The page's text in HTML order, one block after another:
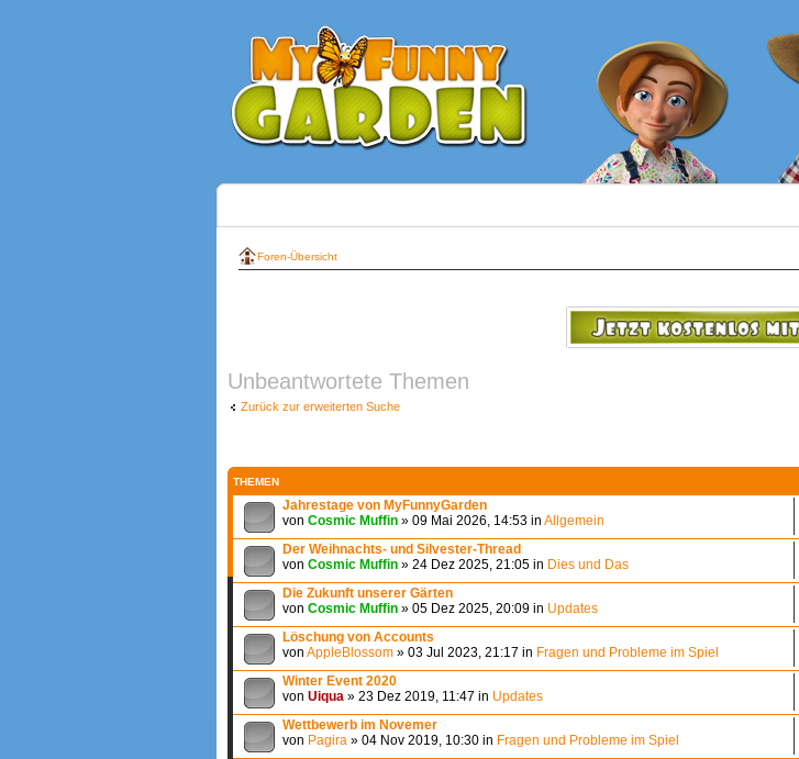
Foren-Übersicht
Unbeantwortete Themen
Zurück zur erweiterten Suche
THEMEN
Jahrestage von MyFunnyGarden
von Cosmic Muffin » 09 Mai 2026, 14:53 in Allgemein
Der Weihnachts- und Silvester-Thread
von Cosmic Muffin » 24 Dez 2025, 21:05 in Dies und Das
Die Zukunft unserer Gärten
von Cosmic Muffin » 05 Dez 2025, 20:09 in Updates
Löschung von Accounts
von AppleBlossom » 03 Jul 2023, 21:17 in Fragen und Probleme im Spiel
Winter Event 2020
von Uiqua » 23 Dez 2019, 11:47 in Updates
Wettbewerb im Novemer
von Pagira » 04 Nov 2019, 10:30 in Fragen und Probleme im Spiel